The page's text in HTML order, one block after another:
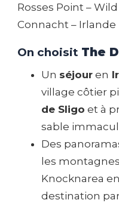
Rosses Point –
Connacht – Irlande
On choisit The
Un séjour en
village côtier
de Sligo et à
sable
Des
les
Knocknarea
destination